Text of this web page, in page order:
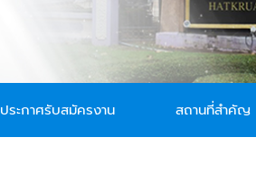
ประกาศรับสมัครงาน สถานที่สำคัญ